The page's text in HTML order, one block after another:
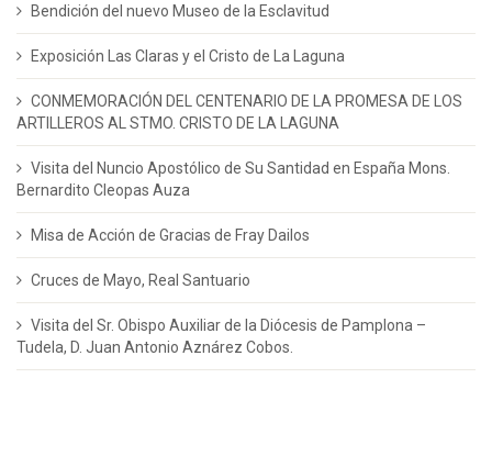
Bendición del nuevo Museo de la Esclavitud
Exposición Las Claras y el Cristo de La Laguna
CONMEMORACIÓN DEL CENTENARIO DE LA PROMESA DE LOS
ARTILLEROS AL STMO. CRISTO DE LA LAGUNA
Visita del Nuncio Apostólico de Su Santidad en España Mons.
Bernardito Cleopas Auza
Misa de Acción de Gracias de Fray Dailos
Cruces de Mayo, Real Santuario
Visita del Sr. Obispo Auxiliar de la Diócesis de Pamplona –
Tudela, D. Juan Antonio Aznárez Cobos.